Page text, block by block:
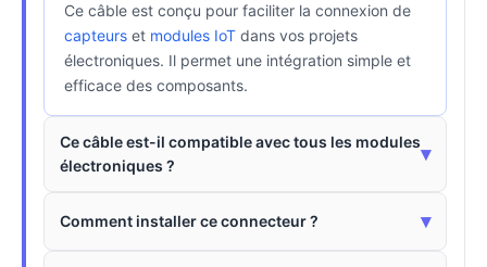
Ce câble est conçu pour faciliter la connexion de
capteurs et modules IoT dans vos projets
électroniques. Il permet une intégration simple et
efficace des composants.
Ce câble est-il compatible avec tous les modules
électroniques ?
▾
Comment installer ce connecteur ? ▾